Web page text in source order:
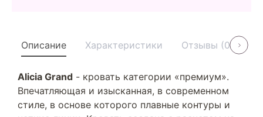
Описание Характеристики Отзывы (0)
Alicia Grand - кровать категории «премиум».
Впечатляющая и изысканная, в современном
стиле, в основе которого плавные контуры и